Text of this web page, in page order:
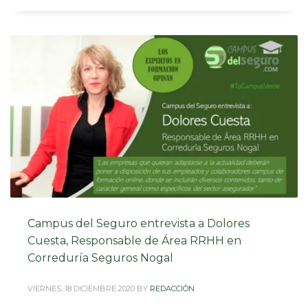
Campus del Seguro entrevista a Dolores
Cuesta, Responsable de Área RRHH en
Correduría Seguros Nogal
VIERNES, 18 DICIEMBRE 2020 BY REDACCIÓN